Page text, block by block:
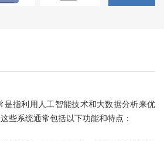
是指利用人工智能技术和大数据分析来优
些系统通常包括以下功能和特点：